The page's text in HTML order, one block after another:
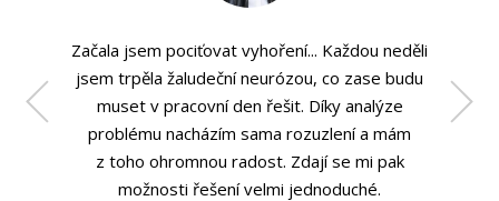
Začala jsem pociťovat vyhoření... Každou neděli
jsem trpěla žaludeční neurózou, co zase budu
muset v pracovní den řešit. Díky analýze
problému nacházím sama rozuzlení a mám
z toho ohromnou radost. Zdají se mi pak
možnosti řešení velmi jednoduché.